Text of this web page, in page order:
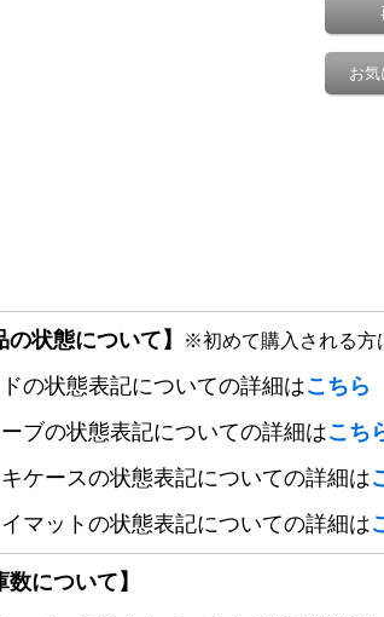
お
の状態について】 ※初めて購入される方
の状態表記についての詳細はこちら
ブの状態表記についての詳細はこち
ケースの状態表記についての詳細は
マットの状態表記についての詳細は
数について】